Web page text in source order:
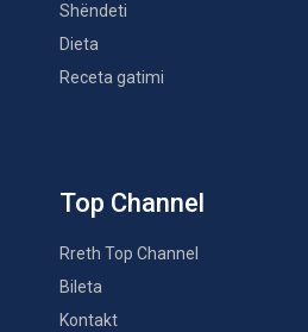
Shëndeti
Dieta
Receta gatimi
Top Channel
Rreth Top Channel
Bileta
Kontakt